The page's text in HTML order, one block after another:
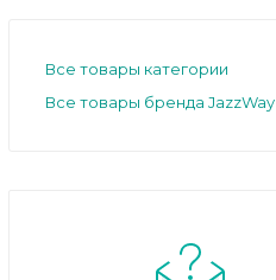
Все товары категории
Все товары бренда JazzWay